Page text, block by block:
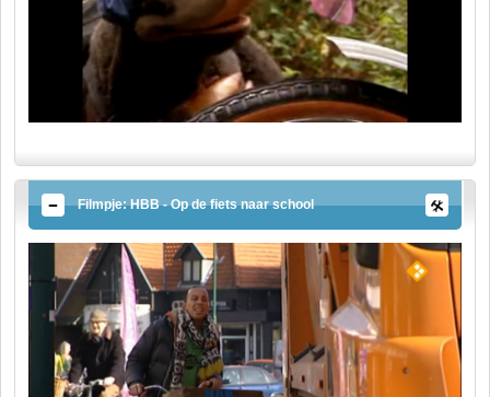
Filmpje: HBB - Op de fiets naar school